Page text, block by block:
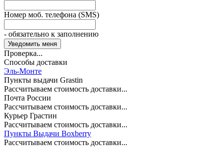
Номер моб. телефона (SMS)
- обязательно к заполнению
Проверка...
Способы доставки
Эль-Монте
Пункты выдачи Grastin
Рассчитываем стоимость доставки...
Почта России
Рассчитываем стоимость доставки...
Курьер Грастин
Рассчитываем стоимость доставки...
Пункты Выдачи Boxberry
Рассчитываем стоимость доставки...